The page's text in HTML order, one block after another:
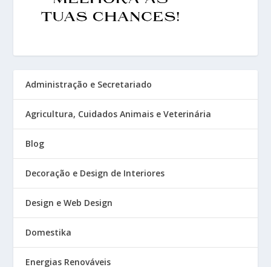
Administração e Secretariado
Agricultura, Cuidados Animais e Veterinária
Blog
Decoração e Design de Interiores
Design e Web Design
Domestika
Energias Renováveis